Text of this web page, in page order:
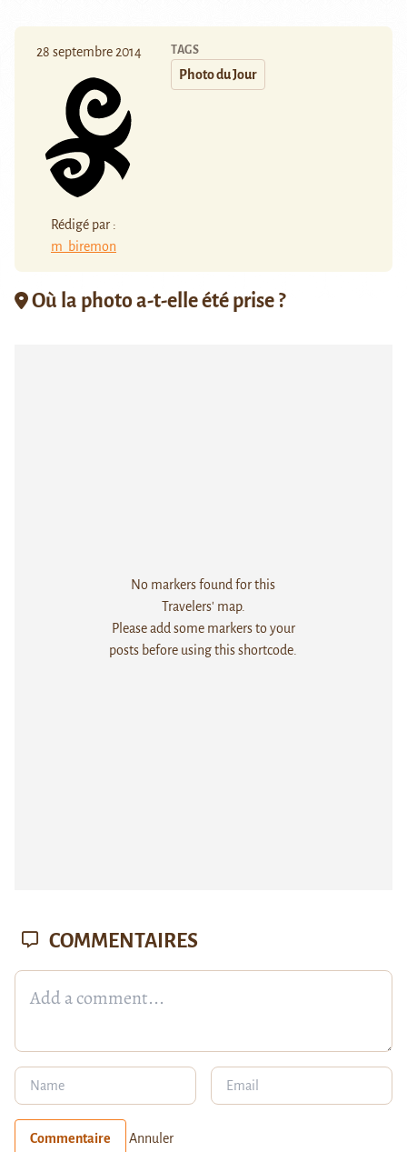
28 septembre 2014
Rédigé par :
m_biremon
TAGS
Photo du Jour
Où la photo a-t-elle été prise ?
No markers found for this
Travelers' map.
Please add some markers to your
posts before using this shortcode.
COMMENTAIRES
Commentaire Annuler